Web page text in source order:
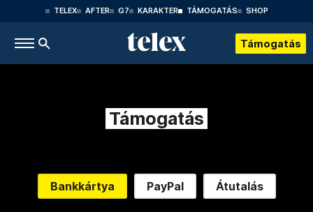
TELEX AFTER G7 KARAKTER TÁMOGATÁS SHOP
Támogatás
Támogatás
Bankkártya PayPal Átutalás